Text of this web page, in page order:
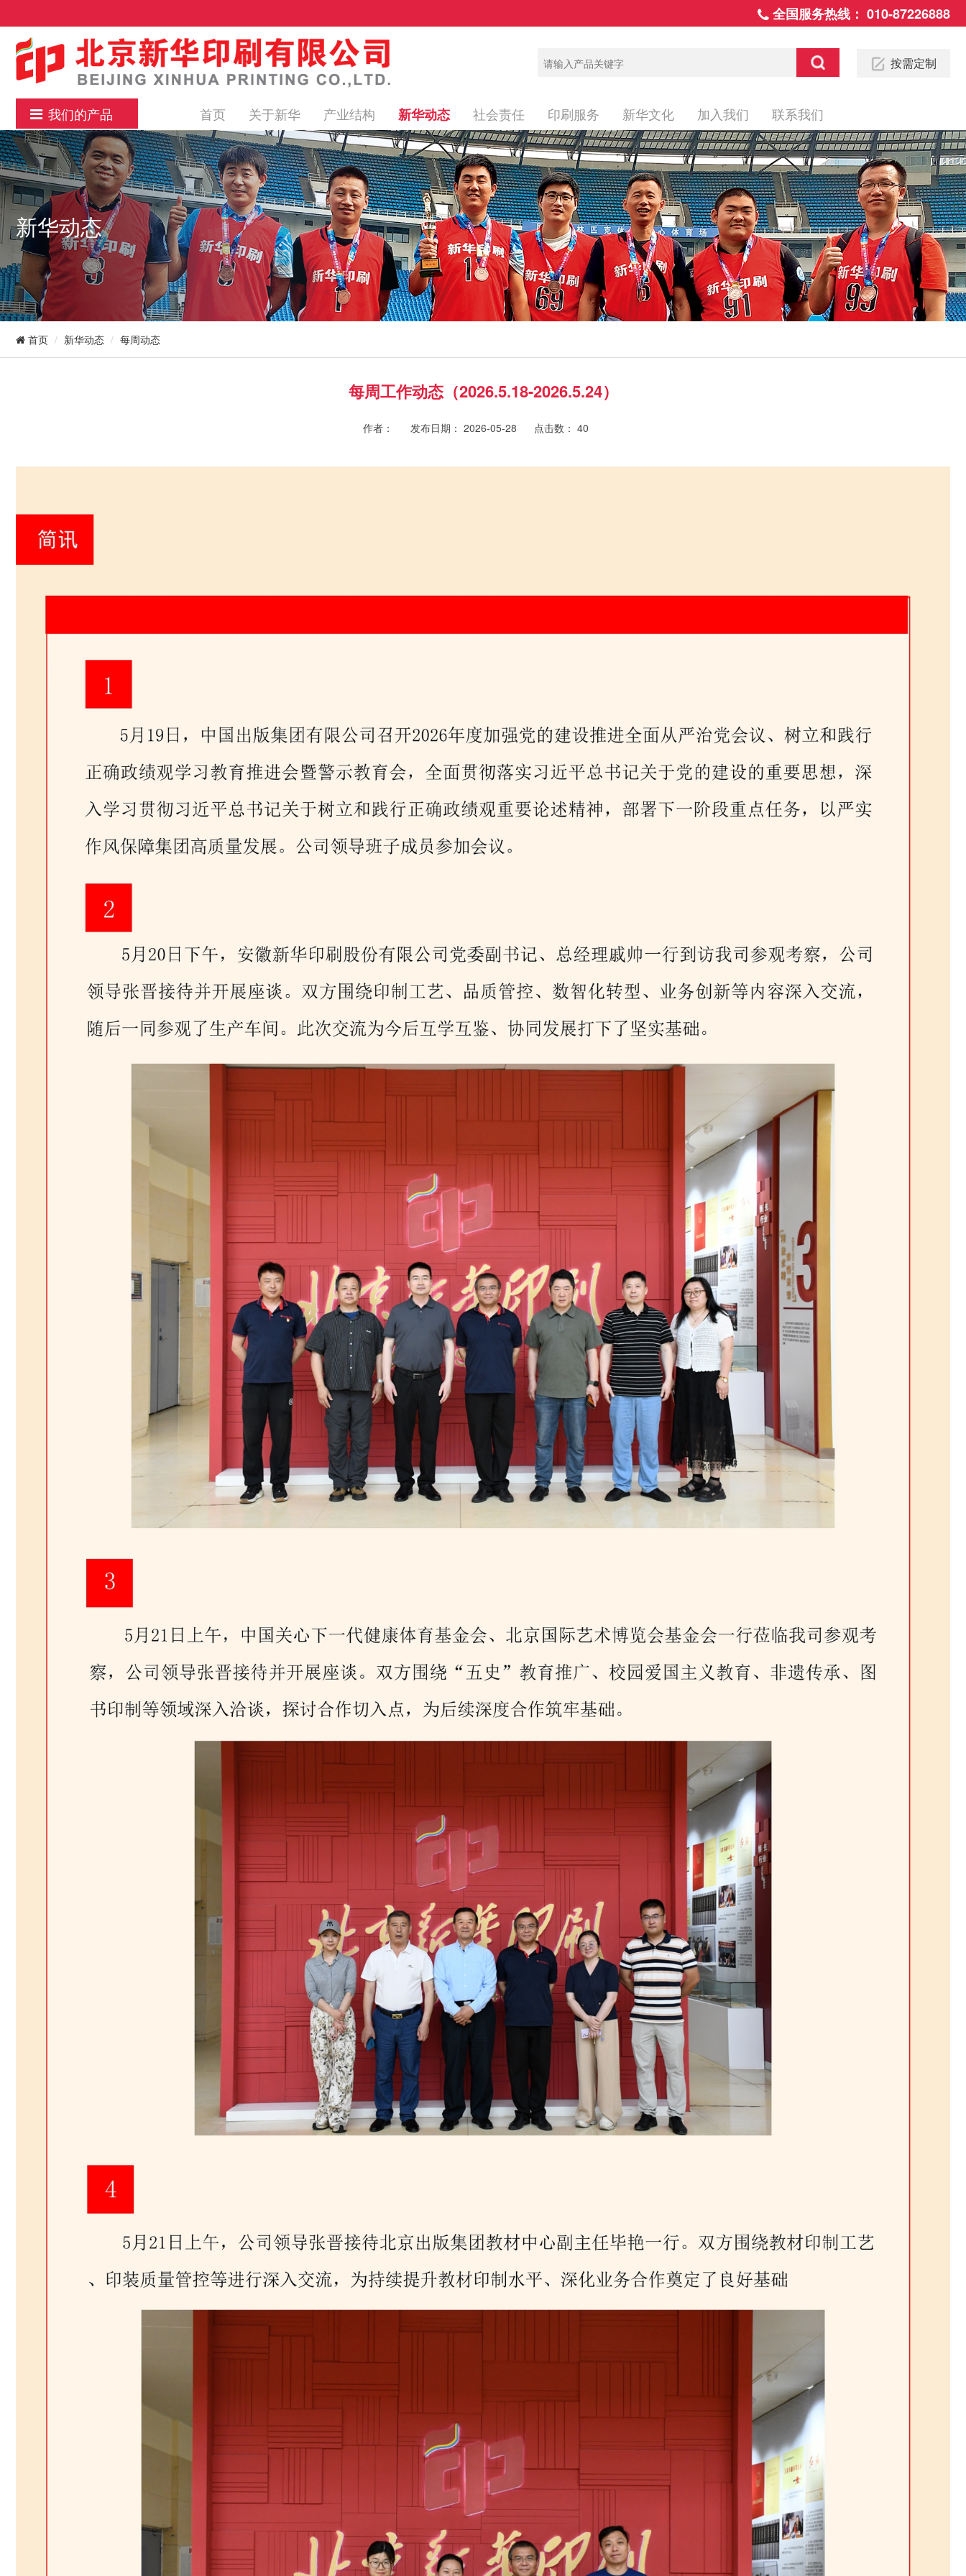
全国服务热线： 010-87226888
按需定制
我们的产品 首页 关于新华 产业结构 新华动态 社会责任 印刷服务 新华文化 加入我们 联系我们
新华动态
首页 新华动态 每周动态
每周工作动态（2026.5.18-2026.5.24）
作者： 发布日期： 2026-05-28 点击数： 40